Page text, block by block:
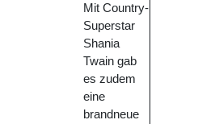
Mit Country-
Superstar
Shania
Twain gab
es zudem
eine
brandneue